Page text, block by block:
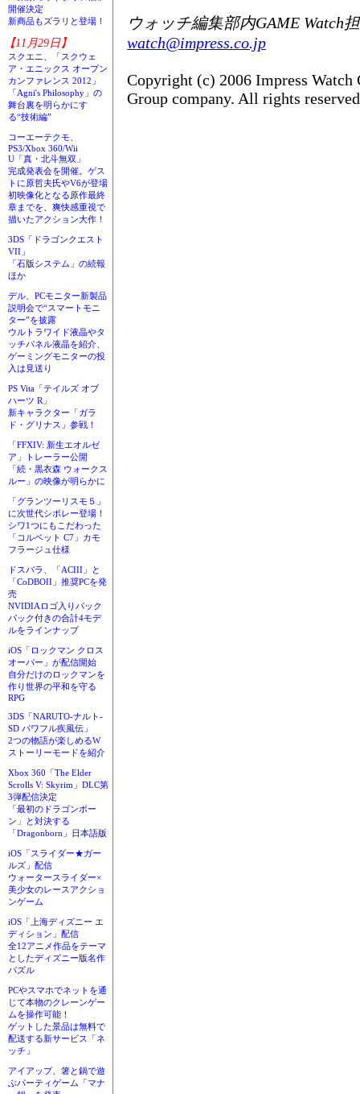
開催決定
新商品もズラリと登場！
【11月29日】
スクエニ、「スクウェ
ア・エニックス オープン
カンファレンス 2012」
「Agni's Philosophy」の
舞台裏を明らかにす
る“技術編”
コーエーテクモ、
PS3/Xbox 360/Wii
U「真・北斗無双」
完成発表会を開催。ゲス
トに原哲夫氏やV6が登場
初映像化となる原作最終
章までを、爽快感重視で
描いたアクション大作！
3DS「ドラゴンクエスト
VII」
「石版システム」の続報
ほか
デル、PCモニター新製品
説明会で“スマートモニ
ター”を披露
ウルトラワイド液晶やタ
ッチパネル液晶を紹介、
ゲーミングモニターの投
入は見送り
PS Vita「テイルズ オブ
ハーツ R」
新キャラクター「ガラ
ド・グリナス」参戦！
「FFXIV: 新生エオルゼ
ア」トレーラー公開
「続・黒衣森 ウォークス
ルー」の映像が明らかに
「グランツーリスモ５」
に次世代シボレー登場！
シワ1つにもこだわった
「コルベット C7」カモ
フラージュ仕様
ドスパラ、「ACIII」と
「CoDBOII」推奨PCを発
売
NVIDIAロゴ入りバック
パック付きの合計4モデ
ルをラインナップ
iOS「ロックマン クロス
オーバー」が配信開始
自分だけのロックマンを
作り世界の平和を守る
RPG
3DS「NARUTO-ナルト-
SD パワフル疾風伝」
2つの物語が楽しめるW
ストーリーモードを紹介
Xbox 360「The Elder
Scrolls V: Skyrim」DLC第
3弾配信決定
「最初のドラゴンボー
ン」と対決する
「Dragonborn」日本語版
iOS「スライダー★ガー
ルズ」配信
ウォータースライダー×
美少女のレースアクショ
ンゲーム
iOS「上海ディズニー エ
ディション」配信
全12アニメ作品をテーマ
としたディズニー版名作
パズル
PCやスマホでネットを通
じて本物のクレーンゲー
ムを操作可能！
ゲットした景品は無料で
配送する新サービス「ネ
ッチ」
アイアップ、箸と鍋で遊
ぶパーティゲーム「マナ
ウォッチ編集部内GAME Watch
watch@impress.co.jp
Copyright (c) 2006 Impress Watch
Group company. All rights